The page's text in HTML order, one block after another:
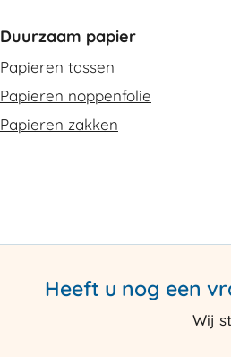
Duurzaam papier
Papieren tassen
Papieren noppenfolie
Papieren zakken
Heeft u nog een
Wij